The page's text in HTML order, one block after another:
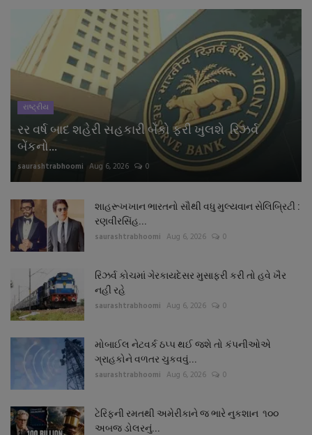
રાષ્ટ્રીય
રર વર્ષ બાદ શહેરી સહકારી બેંકો ફરી ખુલશે રિઝર્વ
બેંકનો...
saurashtrabhoomi Aug 6, 2026 0
શાહરૂખખાન ભારતનો સૌથી વધુ મુલ્યવાન સેલિબ્રિટી :
રણવીરસિંહ...
saurashtrabhoomi Aug 6, 2026 0
રિઝર્વ કોચમાં ગેરકાયદેસર મુસાફરી કરી તો હવે ખૈર
નહીં રહે
saurashtrabhoomi Aug 6, 2026 0
મોબાઈલ નેટવર્ક ઠપ્પ થઈ જશે તો કંપનીઓએ
ગ્રાહકોને વળતર ચુકવવું...
saurashtrabhoomi Aug 6, 2026 0
ટેરિફની રમતથી અમેરીકાને જ ભારે નુકશાન ૧૦૦
અબજ ડોલરનું...